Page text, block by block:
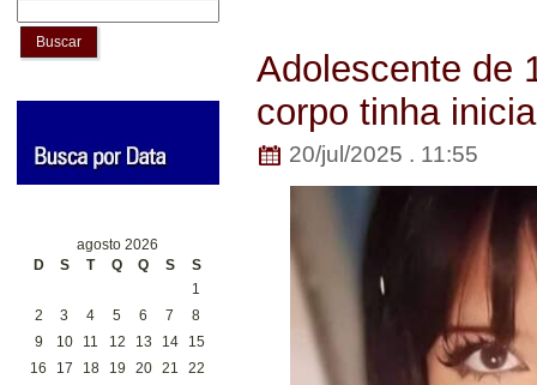
Buscar
agosto 2026
D
S T Q Q S
S
1
2
3 4 5 6 7
8
9
10 11 12 13 14
15
16
17 18 19 20 21
22
Adolescente de
corpo tinha
20/jul/2025 . 11:55